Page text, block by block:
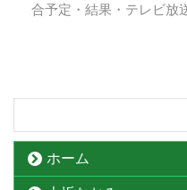
合予定・結果・テレビ放
ホーム